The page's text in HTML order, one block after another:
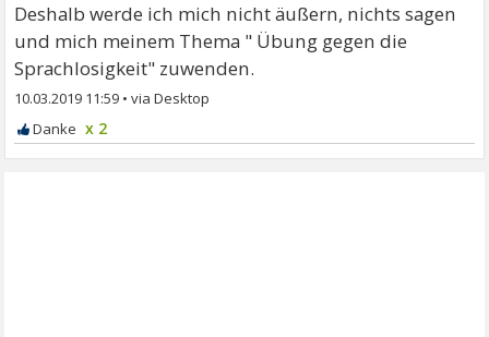
Deshalb werde ich mich nicht äußern, nichts sagen
und mich meinem Thema " Übung gegen die
Sprachlosigkeit" zuwenden.
10.03.2019 11:59 •
x 2